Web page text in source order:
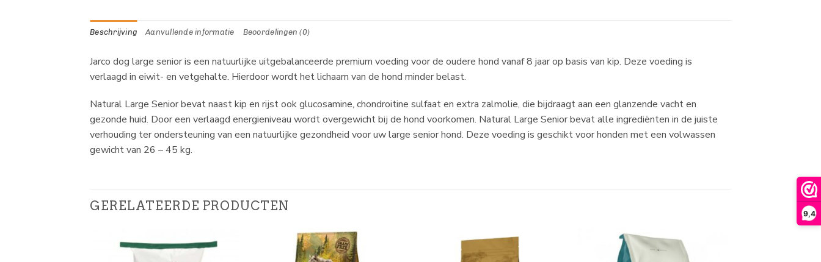
9,4
Beschrijving Aanvullende informatie Beoordelingen (0)
Jarco dog large senior is een natuurlijke uitgebalanceerde premium voeding voor de oudere hond vanaf 8 jaar op basis van kip. Deze voeding is
verlaagd in eiwit- en vetgehalte. Hierdoor wordt het lichaam van de hond minder belast.
Natural Large Senior bevat naast kip en rijst ook glucosamine, chondroitine sulfaat en extra zalmolie, die bijdraagt aan een glanzende vacht en
gezonde huid. Door een verlaagd energieniveau wordt overgewicht bij de hond voorkomen. Natural Large Senior bevat alle ingrediënten in de juiste
verhouding ter ondersteuning van een natuurlijke gezondheid voor uw large senior hond. Deze voeding is geschikt voor honden met een volwassen
gewicht van 26 – 45 kg.
GERELATEERDE PRODUCTEN